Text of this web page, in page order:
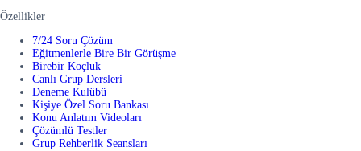
Özellikler
7/24 Soru Çözüm
Eğitmenlerle Bire Bir Görüşme
Birebir Koçluk
Canlı Grup Dersleri
Deneme Kulübü
Kişiye Özel Soru Bankası
Konu Anlatım Videoları
Çözümlü Testler
Grup Rehberlik Seansları